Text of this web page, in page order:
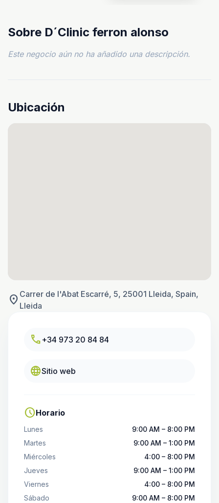
Sobre D´Clinic ferron alonso
Este negocio aún no ha añadido una descripción.
Ubicación
location_on Carrer de l'Abat Escarré, 5, 25001 Lleida, Spain,
Lleida
call +34 973 20 84 84
languageSitio web
scheduleHorario
Lunes
9:00 AM – 8:00 PM
Martes
9:00 AM – 1:00 PM
Miércoles
4:00 – 8:00 PM
Jueves
9:00 AM – 1:00 PM
Viernes
4:00 – 8:00 PM
Sábado
9:00 AM – 8:00 PM